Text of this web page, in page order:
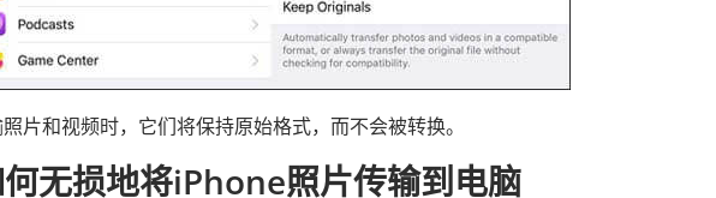
片和视频时，它们将保持原始格式，而不会被转换。
无损地将iPhone照片传输到电脑